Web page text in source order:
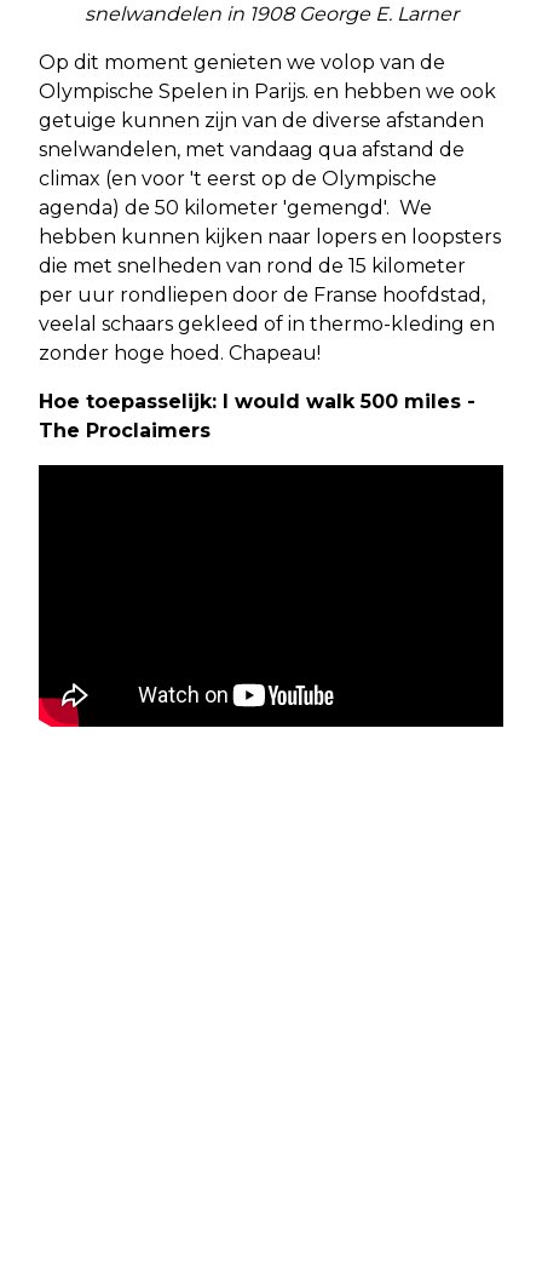
snelwandelen in 1908 George E. Larner
Op dit moment genieten we volop van de
Olympische Spelen in Parijs. en hebben we ook
getuige kunnen zijn van de diverse afstanden
snelwandelen, met vandaag qua afstand de
climax (en voor 't eerst op de Olympische
agenda) de 50 kilometer 'gemengd'. We
hebben kunnen kijken naar lopers en loopsters
die met snelheden van rond de 15 kilometer
per uur rondliepen door de Franse hoofdstad,
veelal schaars gekleed of in thermo-kleding en
zonder hoge hoed. Chapeau!
Hoe toepasselijk: I would walk 500 miles -
The Proclaimers